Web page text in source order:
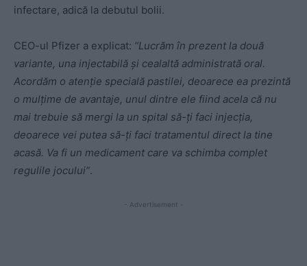
infectare, adică la debutul bolii.
CEO-ul Pfizer a explicat: “Lucrăm în prezent la două
variante, una injectabilă și cealaltă administrată oral.
Acordăm o atenție specială pastilei, deoarece ea prezintă
o mulțime de avantaje, unul dintre ele fiind acela că nu
mai trebuie să mergi la un spital să-ți faci injecția,
deoarece vei putea să-ți faci tratamentul direct la tine
acasă. Va fi un medicament care va schimba complet
regulile jocului“.
- Advertisement -